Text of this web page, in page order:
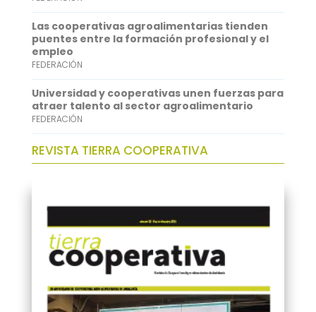
Las cooperativas agroalimentarias tienden
puentes entre la formación profesional y el
empleo
FEDERACIÓN
Universidad y cooperativas unen fuerzas para
atraer talento al sector agroalimentario
FEDERACIÓN
REVISTA TIERRA COOPERATIVA